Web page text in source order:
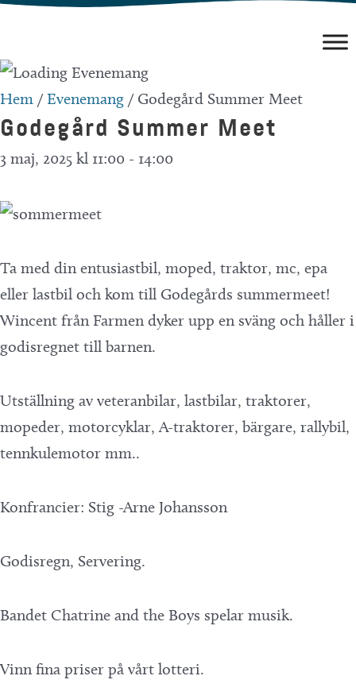
Hoppa
innehåll
Hem /Evenemang / Godegård Summer Meet
Godegård Summer Meet
3 maj, 2025 kl 11:00 - 14:00
Ta med din entusiastbil, moped, traktor, mc, epa
eller lastbil och kom till Godegårds summermeet!
Wincent från Farmen dyker upp en sväng och håller i
godisregnet till barnen.
Utställning av veteranbilar, lastbilar, traktorer,
mopeder, motorcyklar, A-traktorer, bärgare, rallybil,
tennkulemotor mm..
Konfrancier: Stig -Arne Johansson
Godisregn, Servering.
Bandet Chatrine and the Boys spelar musik.
Vinn fina priser på vårt lotteri.